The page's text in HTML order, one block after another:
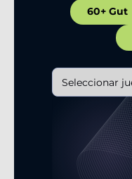
60+ Gut